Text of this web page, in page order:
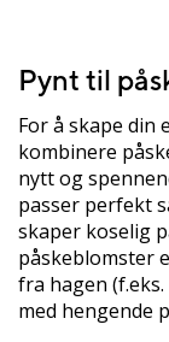
Pynt til
For å skape din
kombinere
nytt og
passer perfekt
skaper koselig
påskeblomster
fra hagen
med hengende